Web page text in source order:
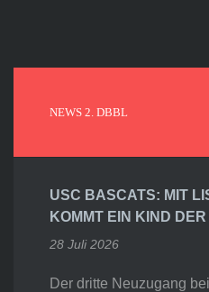
NEWS 2. DBBL
USC BASCATS: MIT
KOMMT EIN KIND DER
28 Juli 2026
Der dritte Neuzugang